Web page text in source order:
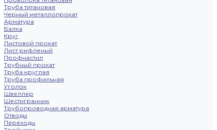
Труба титановая
Черный металлопрокат
Арматура
Балка
Круг
Листовой прокат
Лист рифленый
Профнастил
Трубный прокат
Труба круглая
Труба профильная
Уголок
Швеллер
Шестигранник
Трубопроводная арматура
Отводы
Переходы